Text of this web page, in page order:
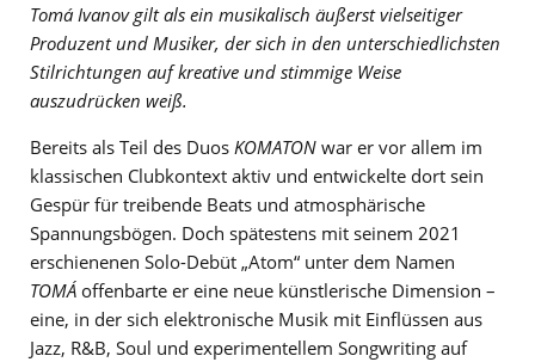
Tomá Ivanov gilt als ein musikalisch äußerst vielseitiger
Produzent und Musiker, der sich in den unterschiedlichsten
Stilrichtungen auf kreative und stimmige Weise
auszudrücken weiß.
Bereits als Teil des Duos KOMATON war er vor allem im
klassischen Clubkontext aktiv und entwickelte dort sein
Gespür für treibende Beats und atmosphärische
Spannungsbögen. Doch spätestens mit seinem 2021
erschienenen Solo-Debüt „Atom“ unter dem Namen
TOMÁ offenbarte er eine neue künstlerische Dimension –
eine, in der sich elektronische Musik mit Einflüssen aus
Jazz, R&B, Soul und experimentellem Songwriting auf